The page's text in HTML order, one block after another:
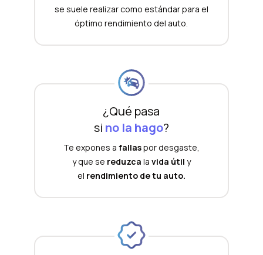
se suele realizar como estándar para el
óptimo rendimiento del auto.
¿Qué pasa
si no la hago?
Te expones a fallaspor desgaste,
y que se reduzca la vida útil y
el rendimiento de tu auto.